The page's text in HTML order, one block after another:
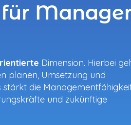
Dimension. Hierbei
planen, Umsetzung und
stärkt die
und zukünftige